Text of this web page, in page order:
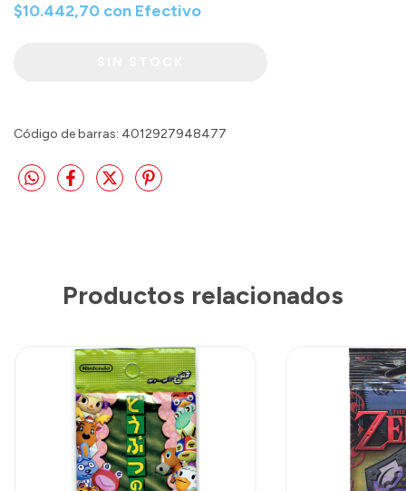
$10.442,70 con Efectivo
Código de barras: 4012927948477
Productos relacionados